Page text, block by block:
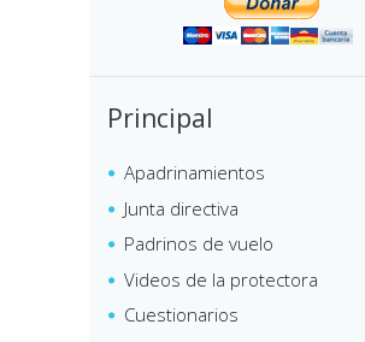
Principal
Apadrinamientos
Junta directiva
Padrinos de vuelo
Videos de la protectora
Cuestionarios